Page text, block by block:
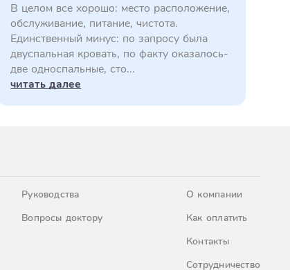
В целом все хорошо: место расположение,
обслуживание, питание, чистота.
Единственный минус: по запросу была
двуспальная кровать, по факту оказалось-
две односпальные, сто...
читать далее
Руководства
Вопросы доктору
О компании
Как оплатить
Контакты
Сотрудничество